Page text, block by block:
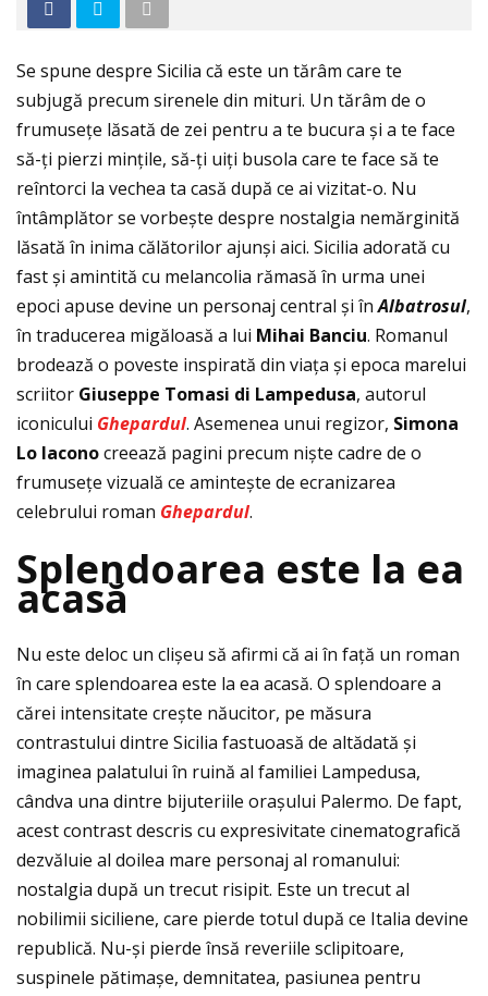
Se spune despre Sicilia că este un tărâm care te
subjugă precum sirenele din mituri. Un tărâm de o
frumuseţe lăsată de zei pentru a te bucura și a te face
să-ţi pierzi minţile, să-ţi uiţi busola care te face să te
reîntorci la vechea ta casă după ce ai vizitat-o. Nu
întâmplător se vorbește despre nostalgia nemărginită
lăsată în inima călătorilor ajunși aici. Sicilia adorată cu
fast și amintită cu melancolia rămasă în urma unei
epoci apuse devine un personaj central și înAlbatrosul,
în traducerea migăloasă a lui Mihai Banciu. Romanul
brodează o poveste inspirată din viaţa și epoca marelui
scriitor Giuseppe Tomasi di Lampedusa, autorul
iconicului Ghepardul. Asemenea unui regizor, Simona
Lo Iaconocreează pagini precum niște cadre de o
frumuseţe vizuală ce amintește de ecranizarea
celebrului roman Ghepardul.
Splendoarea este la ea
acasă
Nu este deloc un clișeu să afirmi că ai în faţă un roman
în care splendoarea este la ea acasă. O splendoare a
cărei intensitate crește năucitor, pe măsura
contrastului dintre Sicilia fastuoasă de altădată și
imaginea palatului în ruină al familiei Lampedusa,
cândva una dintre bijuteriile orașului Palermo. De fapt,
acest contrast descris cu expresivitate cinematografică
dezvăluie al doilea mare personaj al romanului:
nostalgia după un trecut risipit. Este un trecut al
nobilimii siciliene, care pierde totul după ce Italia devine
republică. Nu-și pierde însă reveriile sclipitoare,
suspinele pătimașe, demnitatea, pasiunea pentru